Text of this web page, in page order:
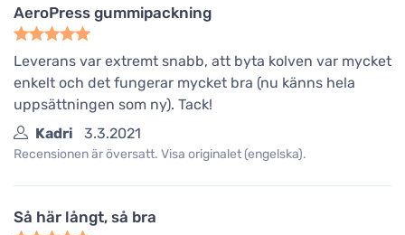
AeroPress gummipackning
Leverans var extremt snabb, att byta kolven var mycket
enkelt och det fungerar mycket bra (nu känns hela
uppsättningen som ny). Tack!
Kadri
3.3.2021
Recensionen är översatt. Visa originalet (engelska).
Så här långt, så bra